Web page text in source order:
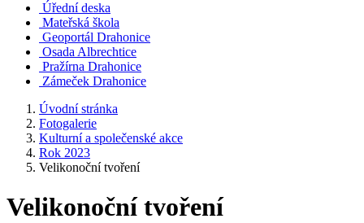
Úřední deska
Mateřská škola
Geoportál Drahonice
Osada Albrechtice
Pražírna Drahonice
Zámeček Drahonice
Úvodní stránka
Fotogalerie
Kulturní a společenské akce
Rok 2023
Velikonoční tvoření
Velikonoční tvoření